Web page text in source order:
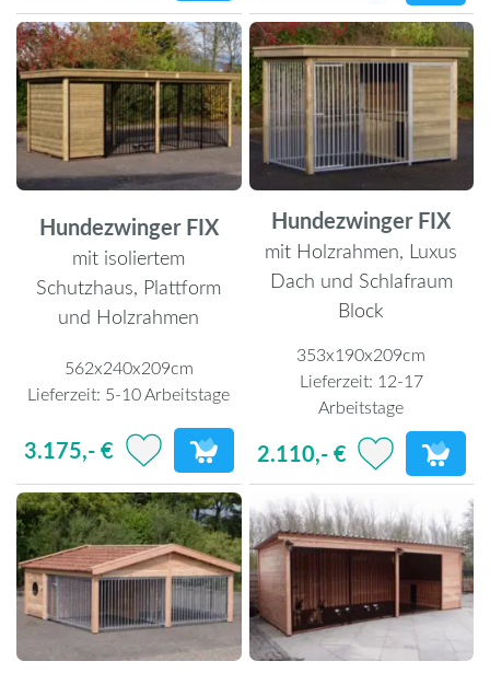
Hundezwinger FIX
mit isoliertem
Schutzhaus, Plattform
und Holzrahmen
562x240x209cm
Lieferzeit: 5-10 Arbeitstage
3.175,- €
Hundezwinger FIX
mit Holzrahmen, Luxus
Dach und Schlafraum
Block
353x190x209cm
Lieferzeit: 12-17
Arbeitstage
2.110,- €